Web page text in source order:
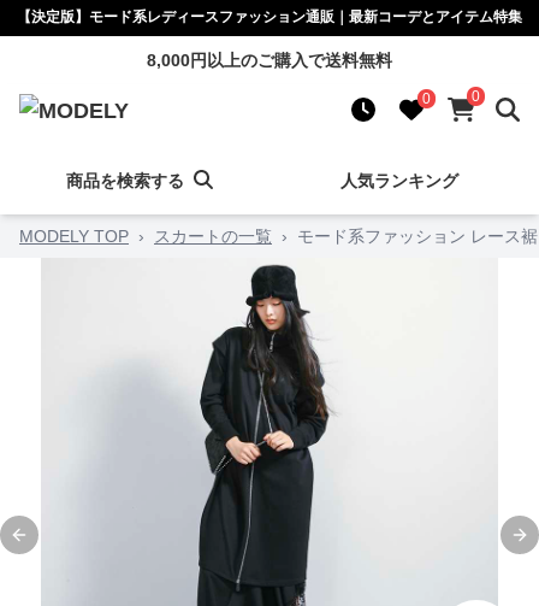
【決定版】モード系レディースファッション通販｜最新コーデとアイテム特集
8,000円以上のご購入で送料無料
0 0
商品を検索する 人気ランキング
MODELY TOP › スカートの一覧 › モード系ファッション レース
Previous slide